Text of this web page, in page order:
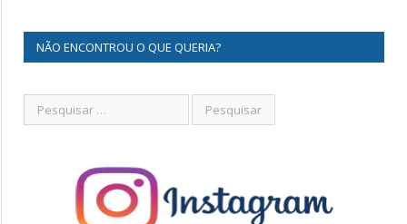
NÃO ENCONTROU O QUE QUERIA?